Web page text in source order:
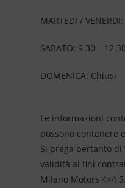
MARTEDI /
SABATO: 9.30 –
DOMENICA: Chiusi
Le informazioni
possono contenere
Si prega pertanto
validità ai fini
Milano Motors 4×4